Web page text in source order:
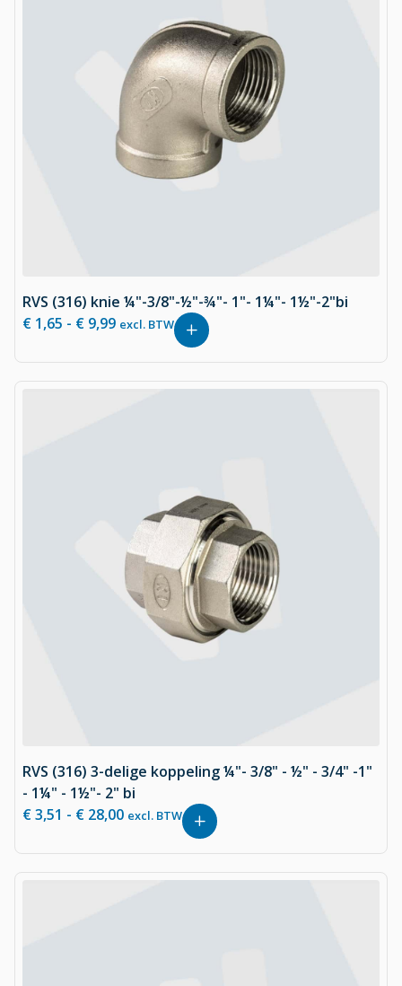
RVS (316) knie ¼"-3/8"-½"-¾"- 1"- 1¼"- 1½"-2"bi
€ 1,65 - € 9,99 excl. BTW
RVS (316) 3-delige koppeling ¼"- 3/8" - ½" - 3/4" -1"
- 1¼" - 1½"- 2" bi
€3,51 - € 28,00 excl. BTW